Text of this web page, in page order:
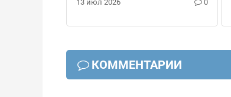
13 июл 2026 0
КОММЕНТАРИИ